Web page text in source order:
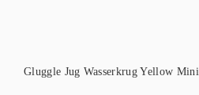
Gluggle Jug Wasserkrug Yellow Mini